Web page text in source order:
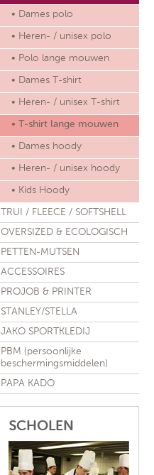
• Dames polo
• Heren- / unisex polo
• Polo lange mouwen
• Dames T-shirt
• Heren- / unisex T-shirt
• T-shirt lange mouwen
• Dames hoody
• Heren- / unisex hoody
• Kids Hoody
TRUI / FLEECE / SOFTSHELL
OVERSIZED & ECOLOGISCH
PETTEN-MUTSEN
ACCESSOIRES
PROJOB & PRINTER
STANLEY/STELLA
JAKO SPORTKLEDIJ
PBM (persoonlijke
beschermingsmiddelen)
PAPA KADO
SCHOLEN